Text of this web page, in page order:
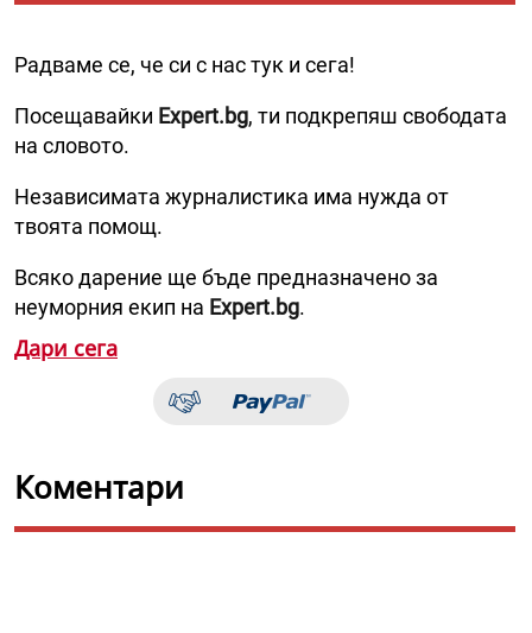
Радваме се, че си с нас тук и сега!
Посещавайки Expert.bg, ти подкрепяш свободата
на словото.
Независимата журналистика има нужда от
твоята помощ.
Всяко дарение ще бъде предназначено за
неуморния екип на Expert.bg.
Дари сега
Коментари